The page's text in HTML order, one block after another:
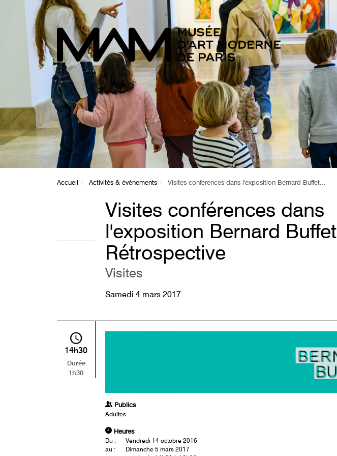
Accueil Activités & événements Visites conférences dans l'exposition Bernard Buffet...
Visites conférences dans
l'exposition Bernard Buffet
Rétrospective
Visites
Samedi 4 mars 2017
14h30
Durée
1h30
Publics
Adultes
Heures
Du :
Vendredi 14 octobre 2016
au :
Dimanche 5 mars 2017